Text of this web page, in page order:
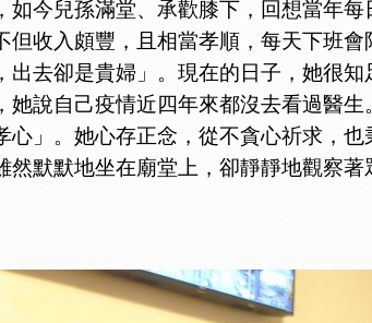
兒孫滿堂、承歡膝下，回想當年每
收入頗豐，且相當孝順，每天下班
去卻是貴婦」。現在的日子，她很
說自己疫情近四年來都沒去看過醫生
」。她心存正念，從不貪心祈求，也
然默默地坐在廟堂上，卻靜靜地觀察